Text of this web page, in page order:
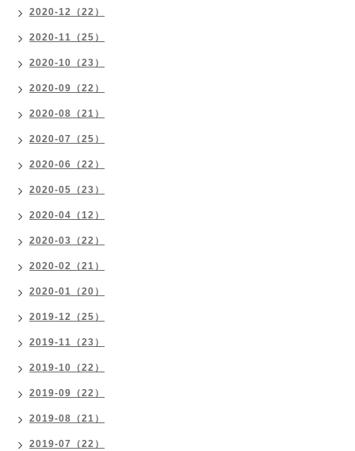
2020-12（22）
2020-11（25）
2020-10（23）
2020-09（22）
2020-08（21）
2020-07（25）
2020-06（22）
2020-05（23）
2020-04（12）
2020-03（22）
2020-02（21）
2020-01（20）
2019-12（25）
2019-11（23）
2019-10（22）
2019-09（22）
2019-08（21）
2019-07（22）